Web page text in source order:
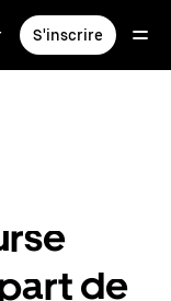
S'inscrire
de